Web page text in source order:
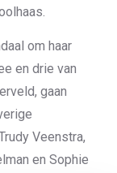
om haar
en drie van
gaan
Veenstra,
en Sophie